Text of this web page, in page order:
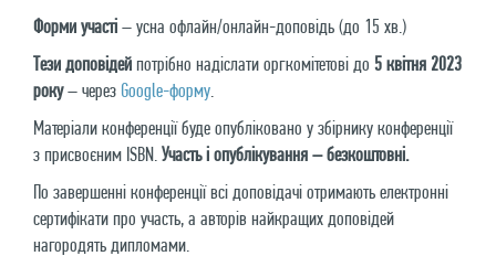
Форми участі– усна офлайн/онлайн-доповідь (до 15 хв.)
Тези доповідейпотрібно надіслати оргкомітетові до 5 квітня 2023
року– через Google-форму
Матеріали конференції буде опубліковано у збірнику конференції
з присвоєним ISBN. Участь і опублікування – безкоштовні.
По завершенні конференції всі доповідачі отримають електронні
сертифікати про участь, а авторів найкращих доповідей
нагородять дипломами.